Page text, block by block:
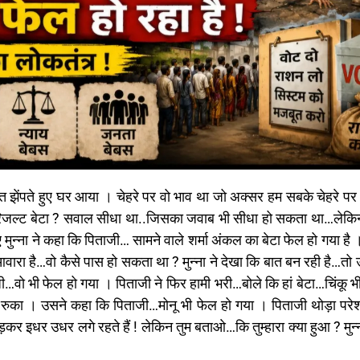
बेटा ? सवाल सीधा था..जिसका जवाब भी सीधा हो सकता
ने कहा कि पिताजी… सामने वाले शर्मा अंकल का बेटा फेल हो गया है
है…वो कैसे पास हो सकता था ? मुन्ना ने देखा कि बात बन रही
भी फेल हो गया । पिताजी ने फिर हामी भरी…बोले कि हां बेटा…चिंकू
। उसने कहा कि पिताजी…मोनू भी फेल हो गया । पिताजी थोड़ा
इधर उधर लगे रहते हैं ! लेकिन तुम बताओ…कि तुम्हारा क्या हुआ ?